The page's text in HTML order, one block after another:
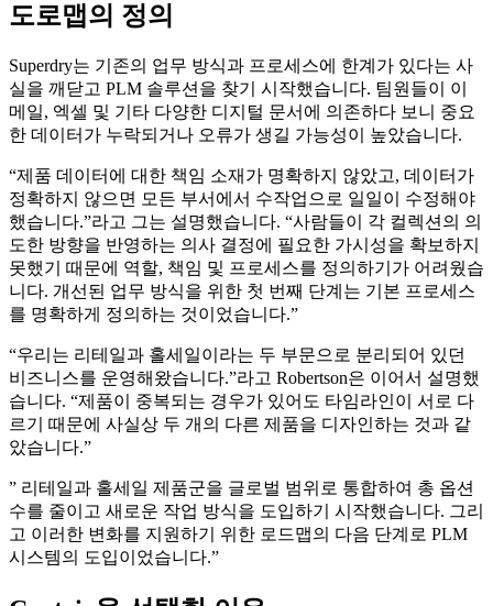
도로맵의 정의
Superdry는 기존의 업무 방식과 프로세스에 한계가 있다는 사
실을 깨닫고 PLM 솔루션을 찾기 시작했습니다. 팀원들이 이
메일, 엑셀 및 기타 다양한 디지털 문서에 의존하다 보니 중요
한 데이터가 누락되거나 오류가 생길 가능성이 높았습니다.
“제품 데이터에 대한 책임 소재가 명확하지 않았고, 데이터가
정확하지 않으면 모든 부서에서 수작업으로 일일이 수정해야
했습니다.”라고 그는 설명했습니다. “사람들이 각 컬렉션의 의
도한 방향을 반영하는 의사 결정에 필요한 가시성을 확보하지
못했기 때문에 역할, 책임 및 프로세스를 정의하기가 어려웠습
니다. 개선된 업무 방식을 위한 첫 번째 단계는 기본 프로세스
를 명확하게 정의하는 것이었습니다.”
“우리는 리테일과 홀세일이라는 두 부문으로 분리되어 있던
비즈니스를 운영해왔습니다.”라고 Robertson은 이어서 설명했
습니다. “제품이 중복되는 경우가 있어도 타임라인이 서로 다
르기 때문에 사실상 두 개의 다른 제품을 디자인하는 것과 같
았습니다.”
” 리테일과 홀세일 제품군을 글로벌 범위로 통합하여 총 옵션
수를 줄이고 새로운 작업 방식을 도입하기 시작했습니다. 그리
고 이러한 변화를 지원하기 위한 로드맵의 다음 단계로 PLM
시스템의 도입이었습니다.”